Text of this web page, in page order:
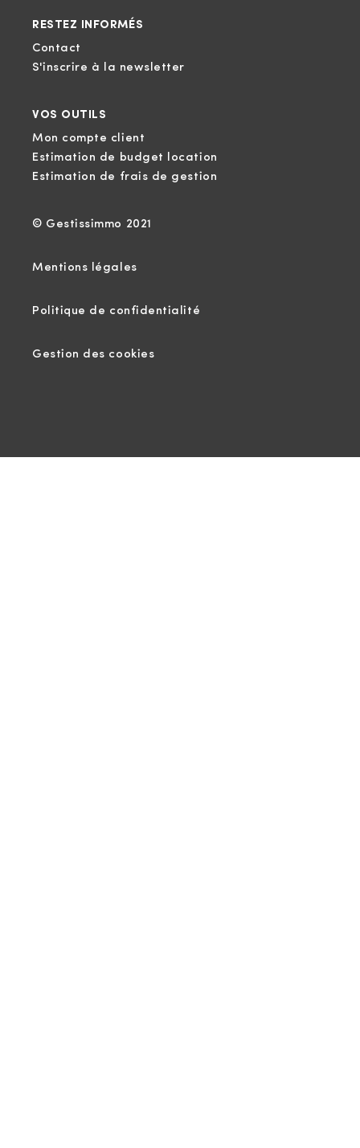
RESTEZ INFORMÉS
Contact
S'inscrire à la newsletter
VOS OUTILS
Mon compte client
Estimation de budget location
Estimation de frais de gestion
© Gestissimmo 2021
Mentions légales
Politique de confidentialité
Gestion des cookies